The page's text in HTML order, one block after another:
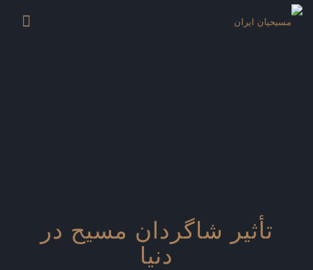
تأثیر شاگردان مسیح در
دنیا